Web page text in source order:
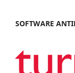
SOFTWARE